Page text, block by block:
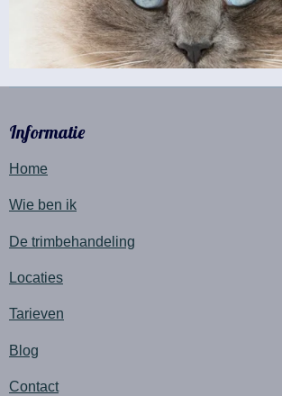
Informatie
Home
Wie ben ik
De trimbehandeling
Locaties
Tarieven
Blog
Contact